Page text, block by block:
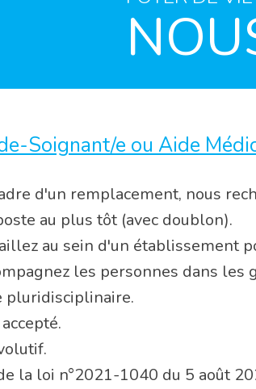
Soignant/e ou Aide
d'un remplacement, nous
au plus tôt (avec doublon).
au sein d'un établissement
les personnes dans
pluridisciplinaire.
la loi n°2021-1040 du 5 août